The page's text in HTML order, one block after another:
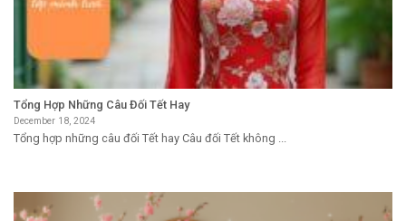
Tổng Hợp Những Câu Đối Tết Hay
December 18, 2024
Tổng hợp những câu đối Tết hay Câu đối Tết không ...